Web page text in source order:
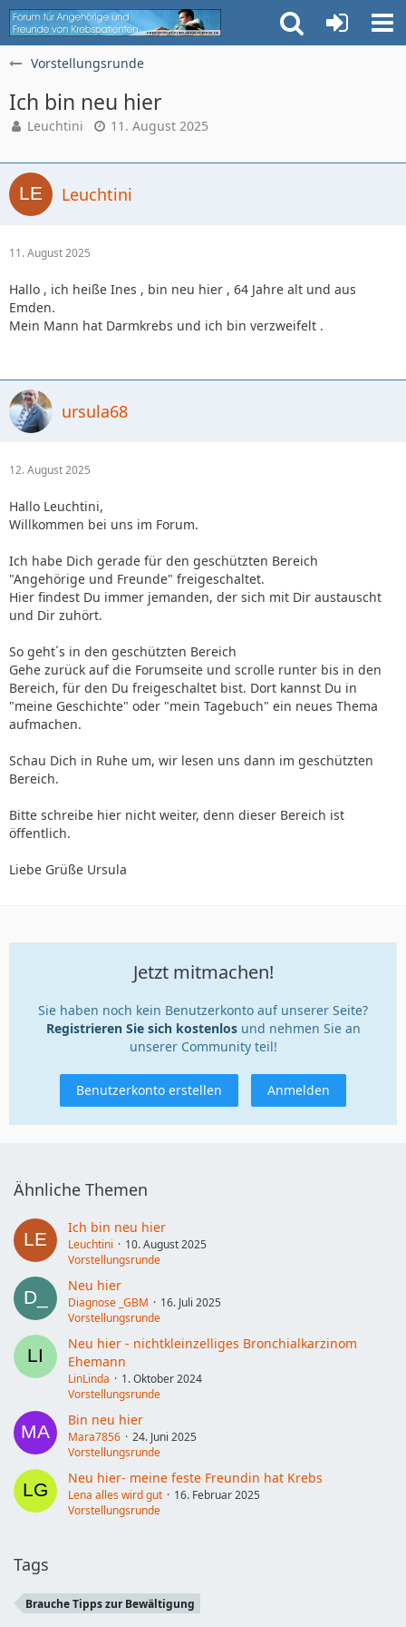
Vorstellungsrunde
Ich bin neu hier
Leuchtini 11. August 2025
Leuchtini
11. August 2025
Hallo , ich heiße Ines , bin neu hier , 64 Jahre alt und aus
Emden.
Mein Mann hat Darmkrebs und ich bin verzweifelt .
ursula68
12. August 2025
Hallo Leuchtini,
Willkommen bei uns im Forum.
Ich habe Dich gerade für den geschützten Bereich
"Angehörige und Freunde" freigeschaltet.
Hier findest Du immer jemanden, der sich mit Dir austauscht
und Dir zuhört.
So geht´s in den geschützten Bereich
Gehe zurück auf die Forumseite und scrolle runter bis in den
Bereich, für den Du freigeschaltet bist. Dort kannst Du in
"meine Geschichte" oder "mein Tagebuch" ein neues Thema
aufmachen.
Schau Dich in Ruhe um, wir lesen uns dann im geschützten
Bereich.
Bitte schreibe hier nicht weiter, denn dieser Bereich ist
öffentlich.
Liebe Grüße Ursula
Jetzt mitmachen!
Sie haben noch kein Benutzerkonto auf unserer Seite?
Registrieren Sie sich kostenlosund nehmen Sie an
unserer Community teil!
Benutzerkonto erstellen Anmelden
Ähnliche Themen
Ich bin neu hier
Leuchtini
10. August 2025
Vorstellungsrunde
Neu hier
Diagnose _GBM
16. Juli 2025
Vorstellungsrunde
Neu hier - nichtkleinzelliges Bronchialkarzinom
Ehemann
LinLinda
1. Oktober 2024
Vorstellungsrunde
Bin neu hier
Mara7856
24. Juni 2025
Vorstellungsrunde
Neu hier- meine feste Freundin hat Krebs
Lena alles wird gut
16. Februar 2025
Vorstellungsrunde
Tags
Brauche Tipps zur Bewältigung